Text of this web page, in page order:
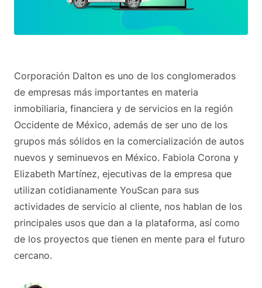
Corporación Dalton es uno de los conglomerados
de empresas más importantes en materia
inmobiliaria, financiera y de servicios en la región
Occidente de México, además de ser uno de los
grupos más sólidos en la comercialización de autos
nuevos y seminuevos en México. Fabiola Corona y
Elizabeth Martínez, ejecutivas de la empresa que
utilizan cotidianamente YouScan para sus
actividades de servicio al cliente, nos hablan de los
principales usos que dan a la plataforma, así como
de los proyectos que tienen en mente para el futuro
cercano.